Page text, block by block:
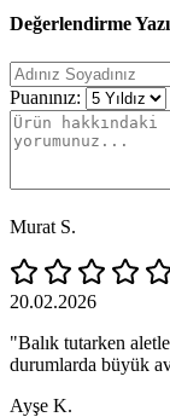
Değerlendirme
Puanınız:
Murat S.
20.02.2026
"Balık tutarken
durumlarda büyük
Ayşe K.